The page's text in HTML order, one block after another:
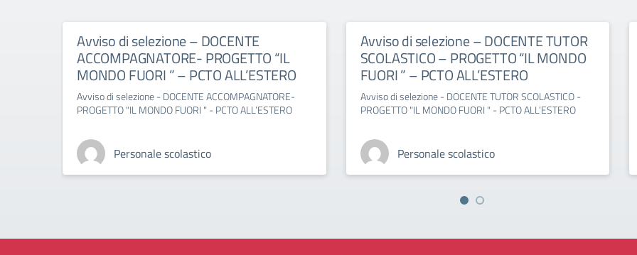
Avviso di selezione – DOCENTE
ACCOMPAGNATORE- PROGETTO “IL
MONDO FUORI ” – PCTO ALL’ESTERO
Avviso di selezione - DOCENTE ACCOMPAGNATORE-
PROGETTO "IL MONDO FUORI " - PCTO ALL’ESTERO
Personale scolastico
Avviso di selezione – DOCENTE TUTOR
SCOLASTICO – PROGETTO “IL MONDO
FUORI ” – PCTO ALL’ESTERO
Avviso di selezione - DOCENTE TUTOR SCOLASTICO -
PROGETTO "IL MONDO FUORI " - PCTO ALL’ESTERO
Personale scolastico